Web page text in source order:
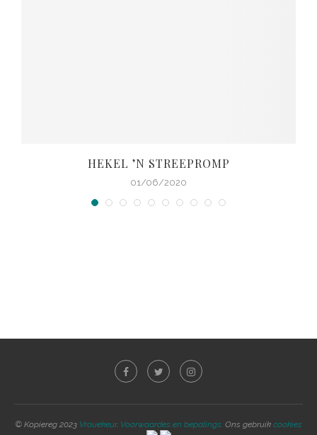
HEKEL ’N STREEPROMP
01/06/2020
© Kopiereg 2023 Vrouekeur. Voorwaardes en bepalings. Ons gebruik cookies